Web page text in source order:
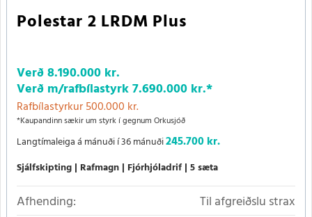
Polestar 2 LRDM Plus
Verð8.190.000 kr.
Verð m/rafbílastyrk7.690.000 kr.*
Rafbílastyrkur 500.000 kr.
*Kaupandinn sækir um styrk í gegnum Orkusjóð
Langtímaleiga á mánuði í 36 mánuði245.700 kr.
Sjálfskipting Rafmagn Fjórhjóladrif 5 sæta
Afhending:
Til afgreiðslu strax